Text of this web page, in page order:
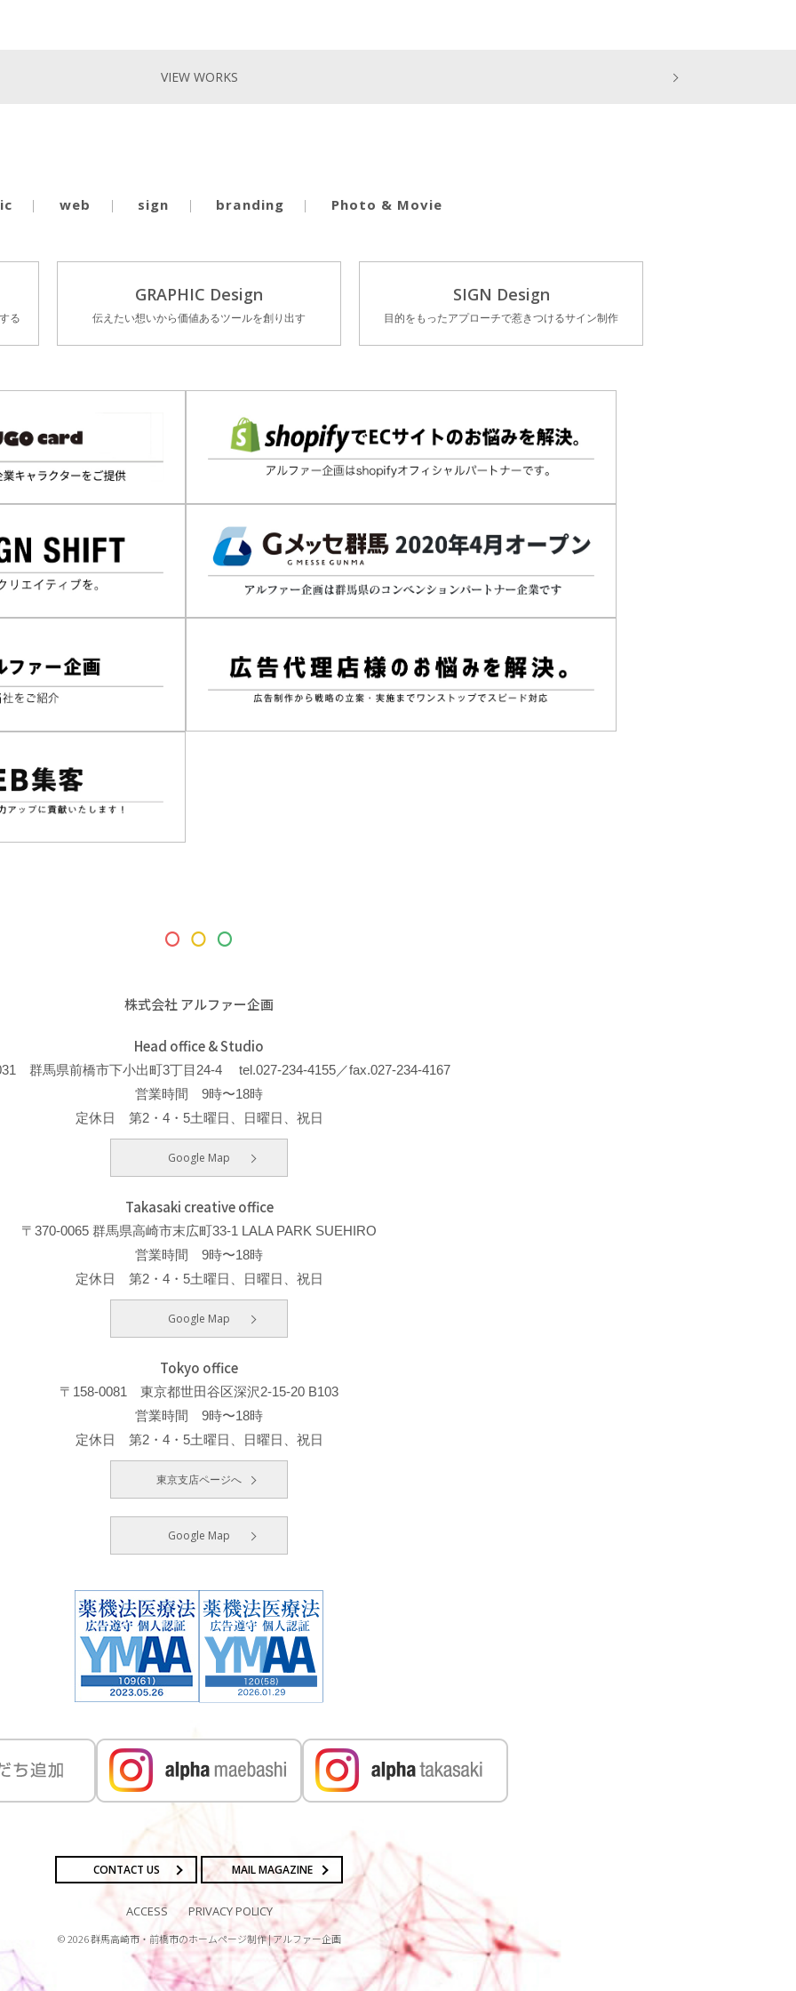
VIEW WORKS
web sign branding Photo & Movie
る
GRAPHIC Design
伝えたい想いから価値あるツールを創り出す
SIGN Design
目的をもったアプローチで惹きつけるサイン制作
株式会社 アルファー企画
Head office & Studio
群馬県前橋市下小出町3丁目24-4
tel.027-234-4155／fax.027-234-4167
営業時間 9時〜18時
定休日 第2・4・5土曜日、日曜日、祝日
Google Map
Takasaki creative office
〒370-0065 群馬県高崎市末広町33-1 LALA PARK SUEHIRO
営業時間 9時〜18時
定休日 第2・4・5土曜日、日曜日、祝日
Google Map
Tokyo office
〒158-0081 東京都世田谷区深沢2-15-20 B103
営業時間 9時〜18時
定休日 第2・4・5土曜日、日曜日、祝日
東京支店ページへ
Google Map
CONTACT US MAIL MAGAZINE
ACCESS PRIVACY POLICY
©2026群馬高崎市・前橋市のホームページ制作 | アルファー企画